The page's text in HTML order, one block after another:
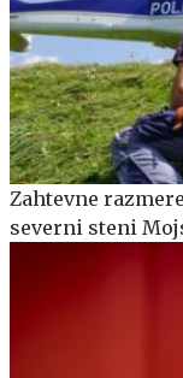
Zahtevne
severni steni